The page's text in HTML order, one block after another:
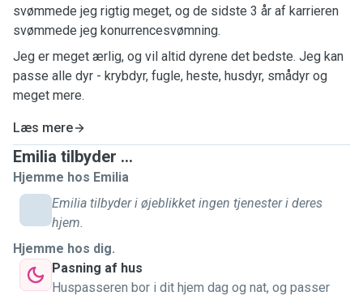
svømmede jeg rigtig meget, og de sidste 3 år af karrieren
svømmede jeg konurrencesvømning.
Jeg er meget ærlig, og vil altid dyrene det bedste. Jeg kan
passe alle dyr - krybdyr, fugle, heste, husdyr, smådyr og
meget mere.
Læs mere
Emilia tilbyder ...
Hjemme hos Emilia
Emilia tilbyder i øjeblikket ingen tjenester i deres
hjem.
Hjemme hos dig.
Pasning af hus
Huspasseren bor i dit hjem dag og nat, og passer